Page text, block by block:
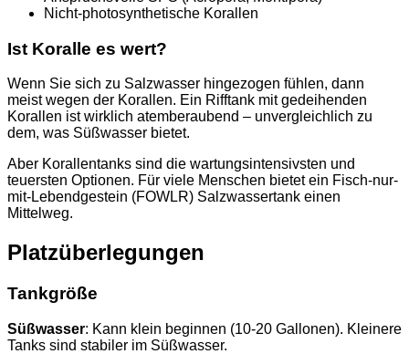
Nicht-photosynthetische Korallen
Ist Koralle es wert?
Wenn Sie sich zu Salzwasser hingezogen fühlen, dann
meist wegen der Korallen. Ein Rifftank mit gedeihenden
Korallen ist wirklich atemberaubend – unvergleichlich zu
dem, was Süßwasser bietet.
Aber Korallentanks sind die wartungsintensivsten und
teuersten Optionen. Für viele Menschen bietet ein Fisch-nur-
mit-Lebendgestein (FOWLR) Salzwassertank einen
Mittelweg.
Platzüberlegungen
Tankgröße
Süßwasser: Kann klein beginnen (10-20 Gallonen). Kleinere
Tanks sind stabiler im Süßwasser.